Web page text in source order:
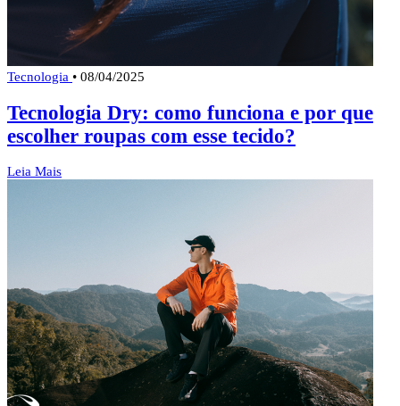
Tecnologia • 08/04/2025
Tecnologia Dry: como funciona e por que
escolher roupas com esse tecido?
Leia Mais